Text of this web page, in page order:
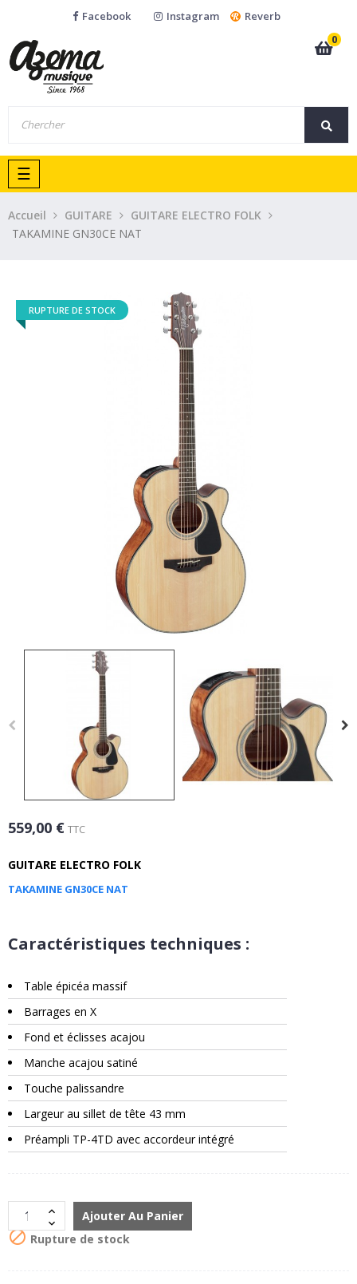
Facebook Instagram
Reverb
0
Basculer
la
navigation
☰
Accueil GUITARE
GUITARE ELECTRO FOLK
TAKAMINE GN30CE NAT
RUPTURE DE STOCK
559,00 € TTC
GUITARE ELECTRO FOLK
TAKAMINE GN30CE NAT
Caractéristiques techniques :
Table épicéa massif
Barrages en X
Fond et éclisses acajou
Manche acajou satiné
Touche palissandre
Largeur au sillet de tête 43 mm
Préampli TP-4TD avec accordeur intégré
Ajouter Au Panier
 Rupture de stock